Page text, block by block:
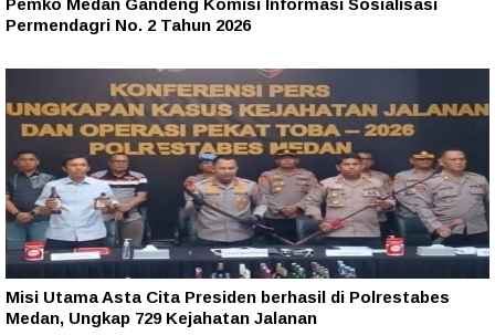
Permendagri No. 2 Tahun 2026
Misi Utama Asta Cita Presiden berhasil di Polrestabes
Medan, Ungkap 729 Kejahatan Jalanan